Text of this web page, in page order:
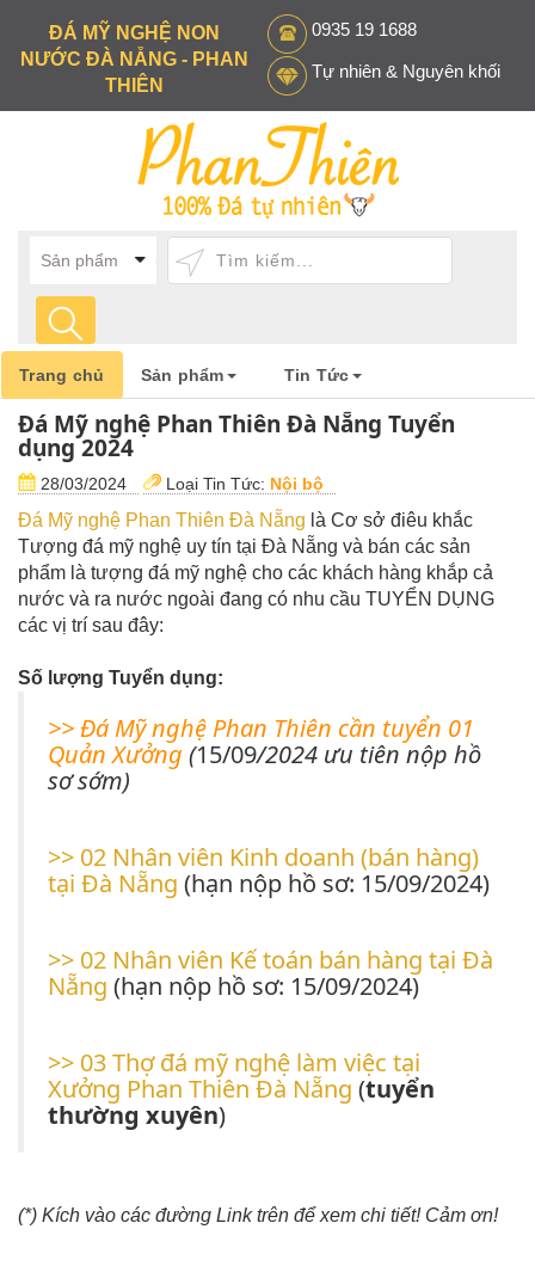
ĐÁ MỸ NGHỆ NON
NƯỚC ĐÀ NẴNG - PHAN
THIÊN
0935 19 1688
Tự nhiên & Nguyên khối
Trang chủ Sản phẩm Tin Tức
Đá Mỹ nghệ Phan Thiên Đà Nẵng Tuyển
dụng 2024
28/03/2024 Loại Tin Tức: Nội bộ
Đá Mỹ nghệ Phan Thiên Đà Nẵng là Cơ sở điêu khắc
Tượng đá mỹ nghệ uy tín tại Đà Nẵng và bán các sản
phẩm là tượng đá mỹ nghệ cho các khách hàng khắp cả
nước và ra nước ngoài đang có nhu cầu TUYỂN DỤNG
các vị trí sau đây:
Số lượng Tuyển dụng:
>> Đá Mỹ nghệ Phan Thiên cần tuyển 01
Quản Xưởng (15/09/2024 ưu tiên nộp hồ
sơ sớm)
>> 02 Nhân viên Kinh doanh (bán hàng)
tại Đà Nẵng (hạn nộp hồ sơ: 15/09/2024)
>> 02 Nhân viên Kế toán bán hàng tại Đà
Nẵng (hạn nộp hồ sơ: 15/09/2024)
>> 03 Thợ đá mỹ nghệ làm việc tại
Xưởng Phan Thiên Đà Nẵng (tuyển
thường xuyên)
(*) Kích vào các đường Link trên để xem chi tiết! Cảm ơn!